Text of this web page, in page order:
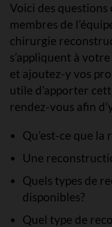
Voici des questions
membres de
chirurgie
s’appliquent à
et ajoutez-y vos
utile d’apporter
rendez-vous afin
Qu’est-ce que
Une
Quels types de
disponibles?
Quel type de